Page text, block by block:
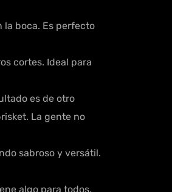
la boca. Es perfecto
cortes. Ideal para
es de otro
La gente no
sabroso y versátil.
algo para todos.